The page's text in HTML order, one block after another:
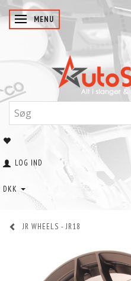
SKIFTE NAVIGATION
MENU
LOG IND
DKK
JR WHEELS - JR18